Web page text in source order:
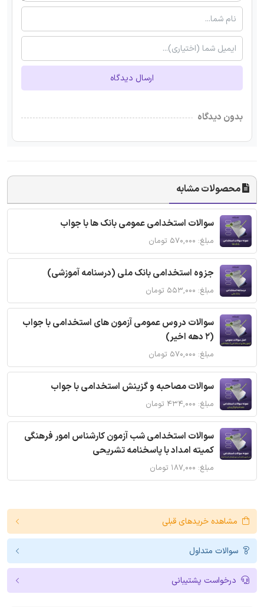
ارسال دیدگاه
بدون دیدگاه
محصولات مشابه
سوالات استخدامی عمومی بانک ها با جواب
مبلغ: ۵۷۰,۰۰۰ تومان
جزوه استخدامی بانک ملی (درسنامه آموزشی)
مبلغ: ۵۵۳,۰۰۰ تومان
سوالات دروس عمومی آزمون های استخدامی با جواب
(2 دهه اخیر)
مبلغ: ۵۷۰,۰۰۰ تومان
سوالات مصاحبه و گزینش استخدامی با جواب
مبلغ: ۴۳۴,۰۰۰ تومان
سوالات استخدامی شب آزمون کارشناس امور فرهنگی
کمیته امداد با پاسخنامه تشریحی
مبلغ: ۱۸۷,۰۰۰ تومان
مشاهده خریدهای قبلی
سوالات متداول
درخواست پشتیبانی